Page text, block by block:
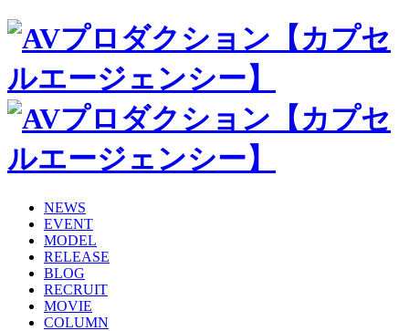
NEWS
EVENT
MODEL
RELEASE
BLOG
RECRUIT
MOVIE
COLUMN